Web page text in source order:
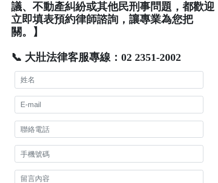
議、不動產糾紛或其他民刑事問題，都歡迎
立即填表預約律師諮詢，讓專業為您把
關。】
📞 大壯法律客服專線：02 2351-2002